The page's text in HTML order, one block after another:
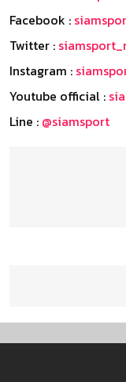
Facebook :
Twitter :
Instagram :
Youtube official :
Line : @siamsport